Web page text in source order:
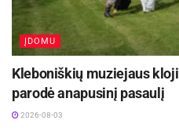
sudėtingų išbandymų.
ĮDOMU
Kleboniškių muziejaus
parodė anapusinį pasaulį
2026-08-03